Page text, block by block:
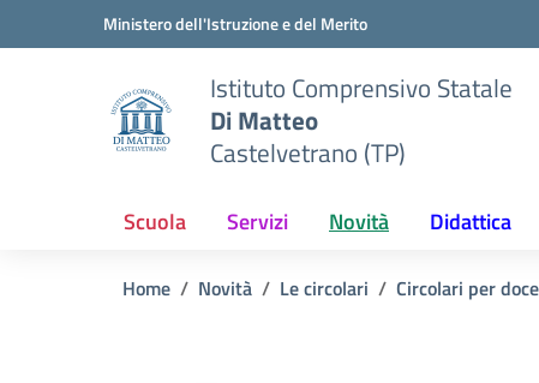
Vai ai contenuti
Vai al menu di navigazioneMinistero dell'Istruzione e del Merito
Istituto Comprensivo Statale
Di Matteo
Castelvetrano (TP)
Scuola Servizi Novità Didattica
Home Novità Le circolari Circolari per